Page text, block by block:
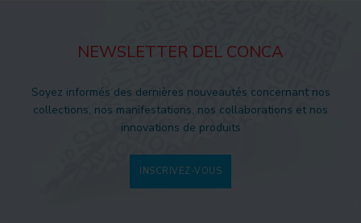
NEWSLETTER DEL CONCA
Soyez informés des dernières nouveautés concernant nos
collections, nos manifestations, nos collaborations et nos
innovations de produits
INSCRIVEZ-VOUS